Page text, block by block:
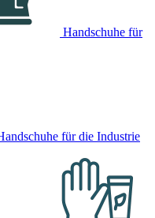
Handschuhe für
für die Industrie